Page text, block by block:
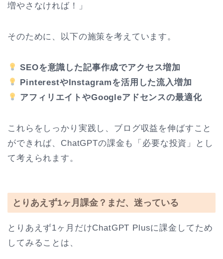
増やさなければ！」
そのために、以下の施策を考えています。
SEOを意識した記事作成でアクセス増加
PinterestやInstagramを活用した流入増加
アフィリエイトやGoogleアドセンスの最適化
これらをしっかり実践し、ブログ収益を伸ばすこと
ができれば、ChatGPTの課金も「必要な投資」とし
て考えられます。
とりあえず1ヶ月課金？まだ、迷っている
とりあえず1ヶ月だけChatGPT Plusに課金してため
してみることは、